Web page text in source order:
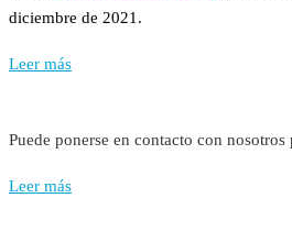
diciembre de 2021.
Leer más
Puede ponerse en contacto con nosotros
Leer más